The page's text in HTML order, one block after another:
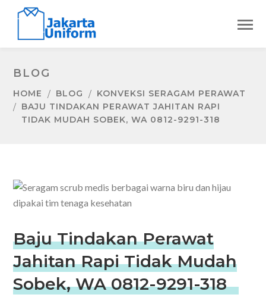
BLOG
HOME BLOG
KONVEKSI SERAGAM PERAWAT
BAJU TINDAKAN PERAWAT JAHITAN RAPI
TIDAK MUDAH SOBEK, WA 0812-9291-318
Baju Tindakan Perawat
Jahitan Rapi Tidak Mudah
Sobek, WA 0812-9291-318